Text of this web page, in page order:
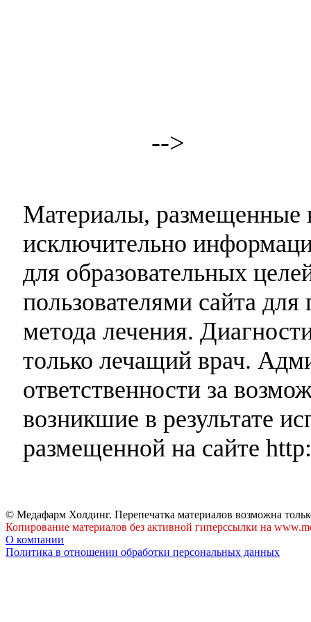
-->
Материалы, размещенные
исключительно
для образовательных
пользователями сайта
метода лечения.
только лечащий врач.
ответственности за
возникшие в результате
размещенной на сайте
© Медафарм Холдинг. Перепечатка материалов возможна
Копирование материалов без активной гиперссылки на
О компании
Политика в отношении обработки персональных данных